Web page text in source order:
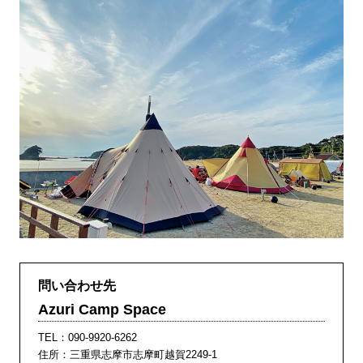
問い合わせ先
Azuri Camp Space
TEL： 090-9920-6262
住所：三重県志摩市志摩町越賀2249-1